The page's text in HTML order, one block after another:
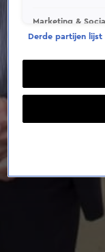
Marketing &
Derde partijen lijst